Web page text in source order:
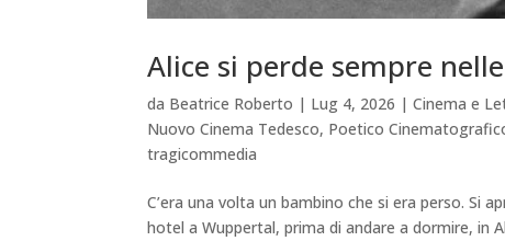
Alice si perde sempre
da Beatrice Roberto | Lug 4, 2026 |Cinema e
Nuovo Cinema Tedesco, Poetico
tragicommedia
C’era una volta un bambino che si era perso. Si
hotel a Wuppertal, prima di andare a dormire, in